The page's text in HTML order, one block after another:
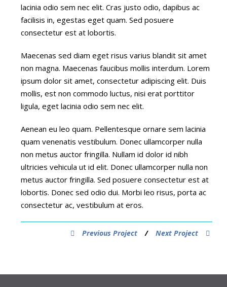
lacinia odio sem nec elit. Cras justo odio, dapibus ac
facilisis in, egestas eget quam. Sed posuere
consectetur est at lobortis.
Maecenas sed diam eget risus varius blandit sit amet
non magna. Maecenas faucibus mollis interdum. Lorem
ipsum dolor sit amet, consectetur adipiscing elit. Duis
mollis, est non commodo luctus, nisi erat porttitor
ligula, eget lacinia odio sem nec elit.
Aenean eu leo quam. Pellentesque ornare sem lacinia
quam venenatis vestibulum. Donec ullamcorper nulla
non metus auctor fringilla. Nullam id dolor id nibh
ultricies vehicula ut id elit. Donec ullamcorper nulla non
metus auctor fringilla. Sed posuere consectetur est at
lobortis. Donec sed odio dui. Morbi leo risus, porta ac
consectetur ac, vestibulum at eros.
Previous Project / Next Project